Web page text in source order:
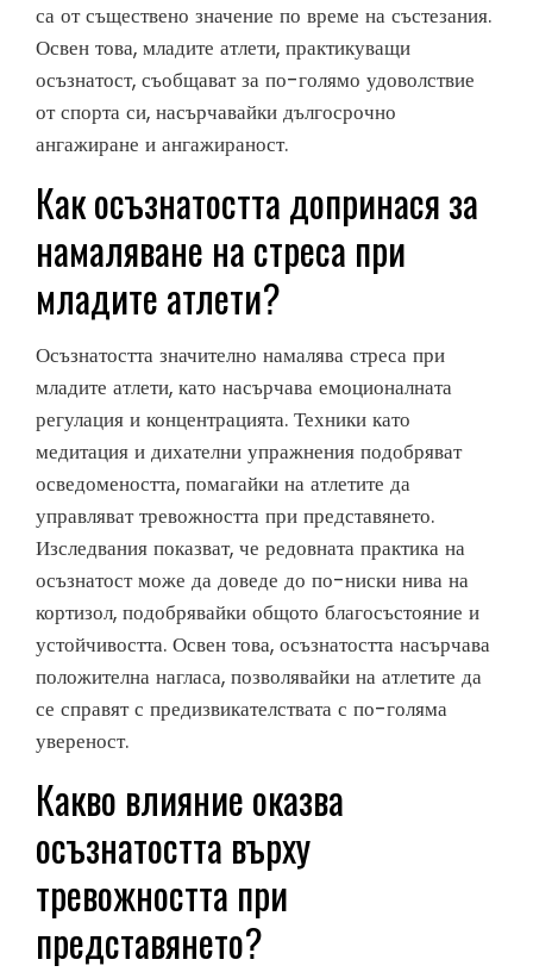
са от съществено значение по време на състезания.
Освен това, младите атлети, практикуващи
осъзнатост, съобщават за по-голямо удоволствие
от спорта си, насърчавайки дългосрочно
ангажиране и ангажираност.
Как осъзнатостта допринася за
намаляване на стреса при
младите атлети?
Осъзнатостта значително намалява стреса при
младите атлети, като насърчава емоционалната
регулация и концентрацията. Техники като
медитация и дихателни упражнения подобряват
осведомеността, помагайки на атлетите да
управляват тревожността при представянето.
Изследвания показват, че редовната практика на
осъзнатост може да доведе до по-ниски нива на
кортизол, подобрявайки общото благосъстояние и
устойчивостта. Освен това, осъзнатостта насърчава
положителна нагласа, позволявайки на атлетите да
се справят с предизвикателствата с по-голяма
увереност.
Какво влияние оказва
осъзнатостта върху
тревожността при
представянето?